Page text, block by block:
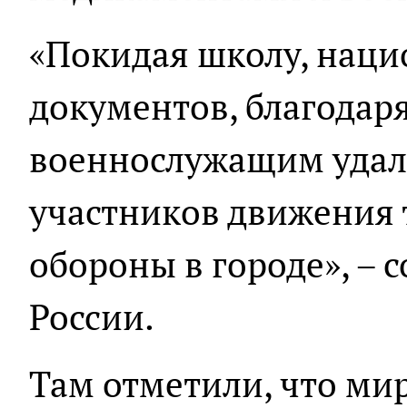
«Покидая школу,
документов,
военнослужащим
участников
обороны в городе»,
России.
Там отметили, что